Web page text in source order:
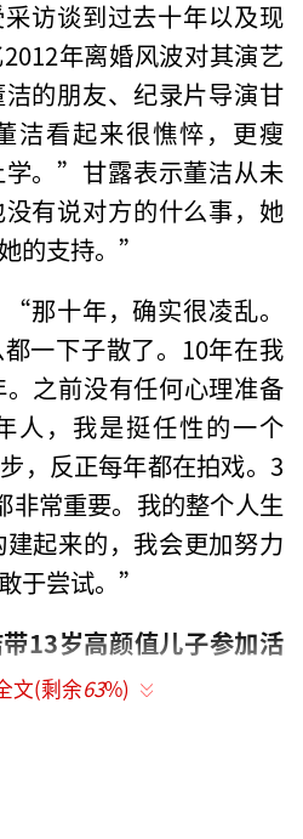
访谈到过去十年以及现
年离婚风波对其演艺
的朋友、纪录片导演甘
洁看起来很憔悴，更瘦
学。”甘露表示董洁从未
有说对方的什么事，她
的支持。”
那十年，确实很凌乱。
一下子散了。10年在我
之前没有任何心理准备
人，我是挺任性的一个
，反正每年都在拍戏。3
非常重要。我的整个人生
起来的，我会更加努力
于尝试。”
13岁高颜值儿子参加活
文(剩余63%)